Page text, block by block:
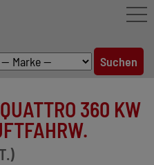
360 KW